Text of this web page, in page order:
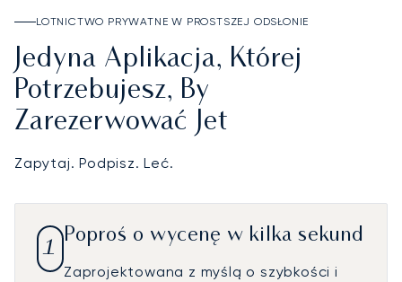
LOTNICTWO PRYWATNE W PROSTSZEJ ODSŁONIE
Jedyna Aplikacja, Której
Potrzebujesz, By
Zarezerwować Jet
Zapytaj. Podpisz. Leć.
1
Poproś o wycenę w kilka sekund
Zaprojektowana z myślą o szybkości i